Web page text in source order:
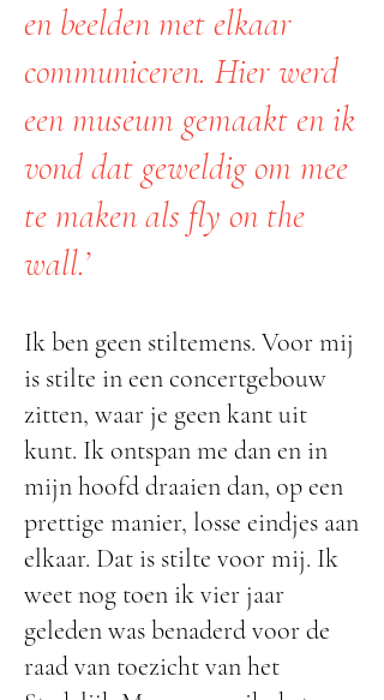
en beelden met elkaar
communiceren. Hier werd
een museum gemaakt en ik
vond dat geweldig om mee
te maken als fly on the
wall.’
Ik ben geen stiltemens. Voor mij
is stilte in een concertgebouw
zitten, waar je geen kant uit
kunt. Ik ontspan me dan en in
mijn hoofd draaien dan, op een
prettige manier, losse eindjes aan
elkaar. Dat is stilte voor mij. Ik
weet nog toen ik vier jaar
geleden was benaderd voor de
raad van toezicht van het